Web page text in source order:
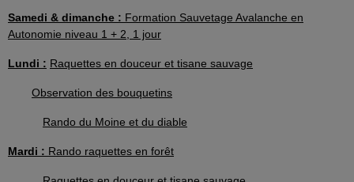
Samedi & dimanche : Formation Sauvetage Avalanche en
Autonomie niveau 1 + 2, 1 jour
Lundi : Raquettes en douceur et tisane sauvage
Observation des bouquetins
Rando du Moine et du diable
Mardi : Rando raquettes en forêt